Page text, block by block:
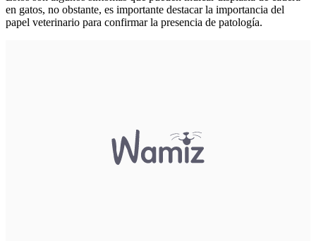
en gatos, no obstante, es importante destacar la importancia del
papel veterinario para confirmar la presencia de patología.